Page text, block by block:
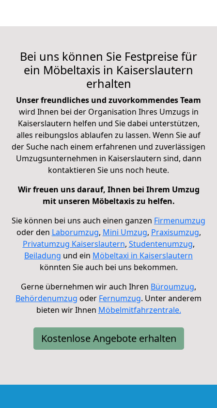
Bei uns können Sie Festpreise für
ein Möbeltaxis in Kaiserslautern
erhalten
Unser freundliches und zuvorkommendes Team
wird Ihnen bei der Organisation Ihres Umzugs in
Kaiserslautern helfen und Sie dabei unterstützen,
alles reibungslos ablaufen zu lassen. Wenn Sie auf
der Suche nach einem erfahrenen und zuverlässigen
Umzugsunternehmen in Kaiserslautern sind, dann
kontaktieren Sie uns noch heute.
Wir freuen uns darauf, Ihnen bei Ihrem Umzug
mit unseren Möbeltaxis zu helfen.
Sie können bei uns auch einen ganzen Firmenumzug
oder den Laborumzug, Mini Umzug, Praxisumzug,
Privatumzug Kaiserslautern, Studentenumzug,
Beiladung und ein Möbeltaxi in Kaiserslautern
könnten Sie auch bei uns bekommen.
Gerne übernehmen wir auch Ihren Büroumzug,
Behördenumzug oder Fernumzug. Unter anderem
bieten wir Ihnen Möbelmitfahrzentrale.
Kostenlose Angebote erhalten